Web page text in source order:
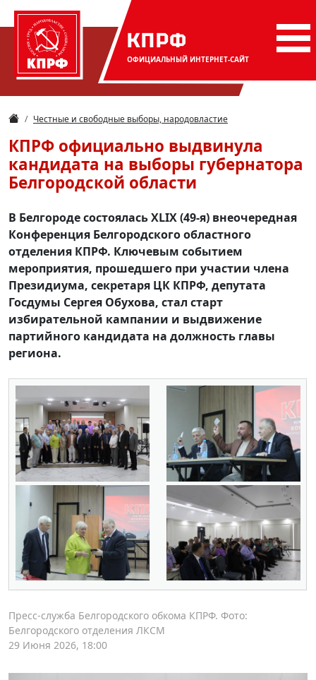
КПРФ
ОФИЦИАЛЬНЫЙ ИНТЕРНЕТ-САЙТ
Честные и свободные выборы, народовластие
КПРФ официально выдвинула
кандидата на выборы губернатора
Белгородской области
В Белгороде состоялась XLIX (49-я) внеочередная
Конференция Белгородского областного
отделения КПРФ. Ключевым событием
мероприятия, прошедшего при участии члена
Президиума, секретаря ЦК КПРФ, депутата
Госдумы Сергея Обухова, стал старт
избирательной кампании и выдвижение
партийного кандидата на должность главы
региона.
Пресс-служба Белгородского обкома КПРФ. Фото:
Белгородского отделения ЛКСМ
29 Июня 2026, 18:00